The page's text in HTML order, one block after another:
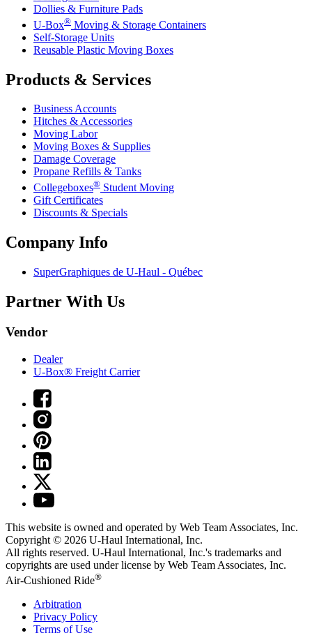
Dollies & Furniture Pads
U-Box® Moving & Storage Containers
Self-Storage Units
Reusable Plastic Moving Boxes
Products & Services
Business Accounts
Hitches & Accessories
Moving Labor
Moving Boxes & Supplies
Damage Coverage
Propane Refills & Tanks
Collegeboxes® Student Moving
Gift Certificates
Discounts & Specials
Company Info
SuperGraphiques de U-Haul - Québec
Partner With Us
Vendor
Dealer
U-Box® Freight Carrier
This website is owned and operated by Web Team Associates, Inc.
Copyright © 2026 U-Haul International, Inc.
All rights reserved. U-Haul International, Inc.'s trademarks and
copyrights are used under license by Web Team Associates, Inc.
Air-Cushioned Ride®
Arbitration
Privacy Policy
Terms of Use